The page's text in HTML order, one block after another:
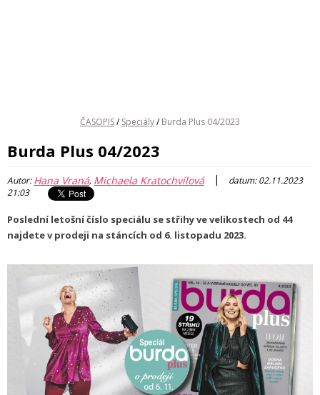
ČASOPIS/ Speciály/ Burda Plus 04/2023
Burda Plus 04/2023
Autor:Hana Vraná, Michaela Kratochvílová |
datum: 02.11.2023
21:03
Poslední letošní číslo speciálu se střihy ve velikostech od 44
najdete v prodeji na stáncích od 6. listopadu 2023.